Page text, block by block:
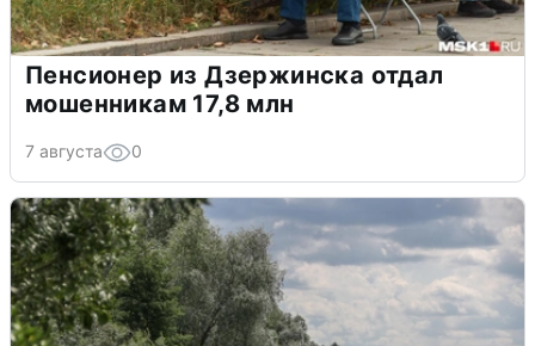
Пенсионер из Дзержинска отдал
мошенникам 17,8 млн
7 августа 0